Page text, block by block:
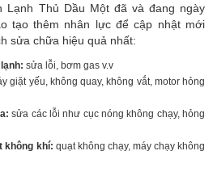
Lạnh Thủ Dầu Một đã và đang ngày
tạo thêm nhân lực để cập nhật mới
sửa chữa hiệu quả nhất:
sửa lỗi, bơm gas v.v
giặt yếu, không quay, không vắt, motor hỏng
sửa các lỗi như cục nóng không chạy, hỏng
không khí: quạt không chạy, máy chạy không